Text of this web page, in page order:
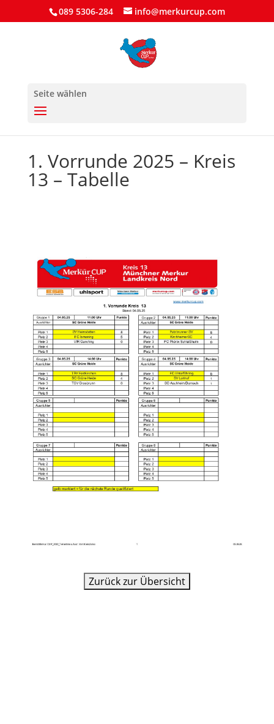
089 5306-284 info@merkurcup.com
Seite wählen
1. Vorrunde 2025 – Kreis
13 – Tabelle